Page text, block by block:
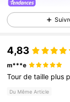
4,77
4,77
4,77
4,83
m***e
Tourdetaille plus
Du Même Article